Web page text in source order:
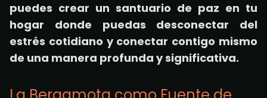
puedes crear un santuario de paz en tu
hogar donde puedas desconectar del
estrés cotidiano y conectar contigo mismo
de una manera profunda y significativa.